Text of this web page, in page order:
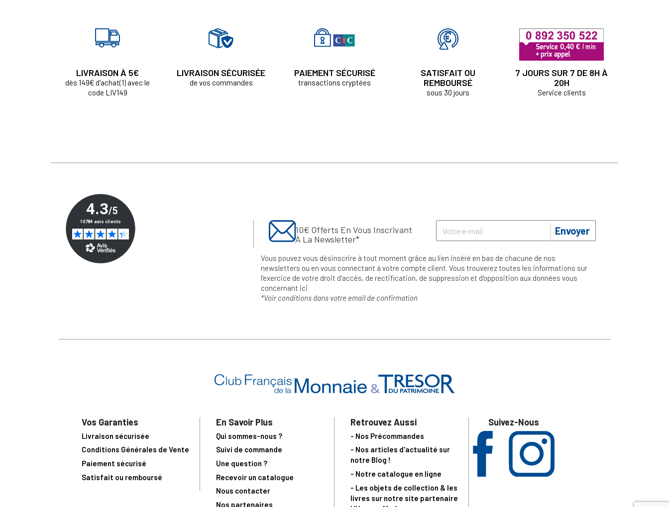
LIVRAISON À 5€
dès 149€ d'achat(1) avec le
code LIV149
LIVRAISON SÉCURISÉE
de vos commandes
PAIEMENT SÉCURISÉ
transactions cryptées
SATISFAIT OU
REMBOURSÉ
sous 30 jours
7 JOURS SUR 7 DE 8H À
20H
Service clients
10€ Offerts En Vous Inscrivant
À La Newsletter*
Envoyer
Vous pouvez vous désinscrire à tout moment grâce au lien inséré en bas de chacune de nos
newsletters ou en vous connectant à votre compte client. Vous trouverez toutes les informations sur
l’exercice de votre droit d'accès, de rectification, de suppression et d'opposition aux données vous
concernant ici
*Voir conditions dans votre email de confirmation
Vos Garanties
Livraison sécurisée
Conditions Générales de Vente
Paiement sécurisé
Satisfait ou remboursé
En Savoir Plus
Qui sommes-nous ?
Suivi de commande
Une question ?
Recevoir un catalogue
Nous contacter
Nos partenaires
Retrouvez Aussi
- Nos Précommandes
- Nos articles d'actualité sur
notre Blog !
- Notre catalogue en ligne
- Les objets de collection & les
livres sur notre site partenaire
Suivez-Nous